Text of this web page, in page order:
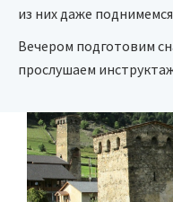
из них даже
Вечером подготовим
прослушаем